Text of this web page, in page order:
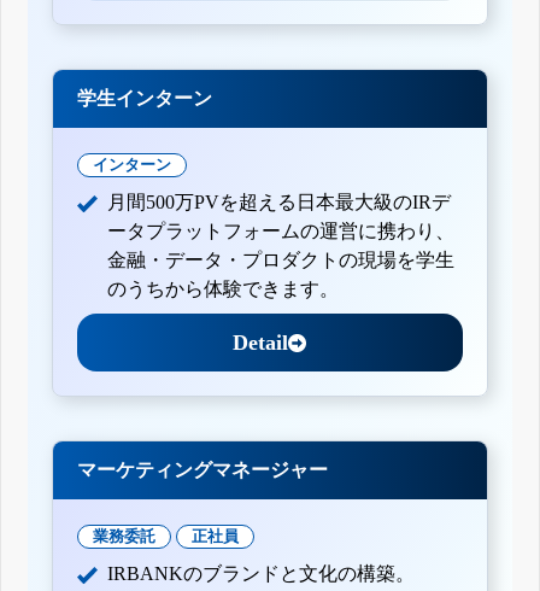
学生インターン
インターン
月間500万PVを超える日本最大級のIRデ
ータプラットフォームの運営に携わり、
金融・データ・プロダクトの現場を学生
のうちから体験できます。
Detail
マーケティングマネージャー
業務委託 正社員
IRBANKのブランドと文化の構築。